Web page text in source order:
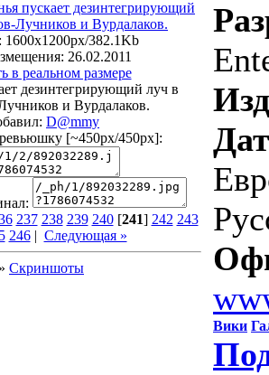
1600x1200px/382.1Kb
26.02.2011
в реальном размере
дезинтегрирующий луч в
и Вурдалаков.
D@mmy
[~450px/450px]:
237 238 239 240[241] 242 243
246| Следующая »
» Скриншоты
Вики